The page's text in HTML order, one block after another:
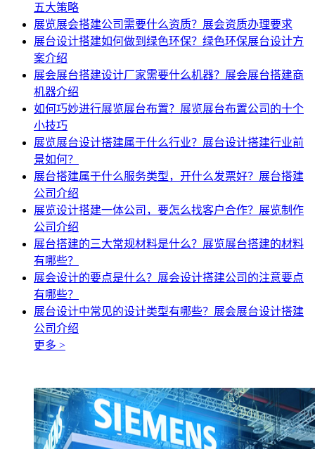
五大策略
展览展会搭建公司需要什么资质？展会资质办理要求
展台设计搭建如何做到绿色环保？绿色环保展台设计方
案介绍
展会展台搭建设计厂家需要什么机器？展会展台搭建商
机器介绍
如何巧妙进行展览展台布置？展览展台布置公司的十个
小技巧
展览展台设计搭建属于什么行业？展台设计搭建行业前
景如何？
展台搭建属于什么服务类型，开什么发票好？展台搭建
公司介绍
展览设计搭建一体公司，要怎么找客户合作？展览制作
公司介绍
展台搭建的三大常规材料是什么？展览展台搭建的材料
有哪些？
展会设计的要点是什么？展会设计搭建公司的注意要点
有哪些？
展台设计中常见的设计类型有哪些？展会展台设计搭建
公司介绍
更多 >